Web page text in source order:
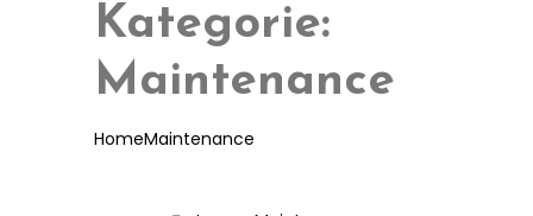
Kategorie:
Maintenance
HomeMaintenance